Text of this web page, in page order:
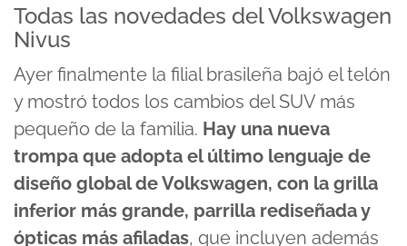
Todas las novedades del Volkswagen
Nivus
Ayer finalmente la filial brasileña bajó el telón
y mostró todos los cambios del SUV más
pequeño de la familia. Hay una nueva
trompa que adopta el último lenguaje de
diseño global de Volkswagen, con la grilla
inferior más grande, parrilla rediseñada y
ópticas más afiladas, que incluyen además